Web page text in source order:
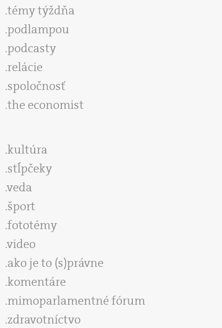
témy týždňa
podlampou
podcasty
relácie
spoločnosť
the economist
kultúra
stĺpčeky
veda
šport
fototémy
video
ako je to (s)právne
komentáre
mimoparlamentné fórum
zdravotníctvo